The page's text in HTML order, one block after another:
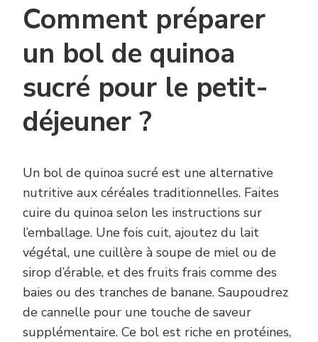
Comment préparer
un bol de quinoa
sucré pour le petit-
déjeuner ?
Un bol de quinoa sucré est une alternative
nutritive aux céréales traditionnelles. Faites
cuire du quinoa selon les instructions sur
l’emballage. Une fois cuit, ajoutez du lait
végétal, une cuillère à soupe de miel ou de
sirop d’érable, et des fruits frais comme des
baies ou des tranches de banane. Saupoudrez
de cannelle pour une touche de saveur
supplémentaire. Ce bol est riche en protéines,